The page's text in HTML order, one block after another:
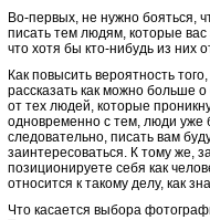
Во-первых, не нужно бояться,
писать тем людям, которые
что хотя бы кто-нибудь из них
Как повысить вероятность
рассказать как можно больше
от тех людей, которые
одновременно с тем, люди уже
следовательно, писать вам
заинтересоваться. К тому же,
позиционируете себя как
относится к такому делу, как
Что касается выбора